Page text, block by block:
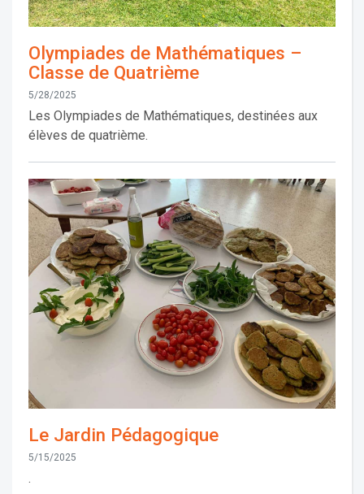
Olympiades de Mathématiques –
Classe de Quatrième
5/28/2025
Les Olympiades de Mathématiques, destinées aux
élèves de quatrième.
Le Jardin Pédagogique
5/15/2025
.